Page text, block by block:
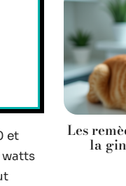
et
watts
Les
la